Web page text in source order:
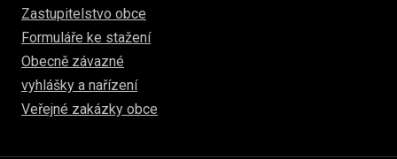
Zastupitelstvo obce
Formuláře ke stažení
Obecně závazné
vyhlášky a nařízení
Veřejné zakázky obce